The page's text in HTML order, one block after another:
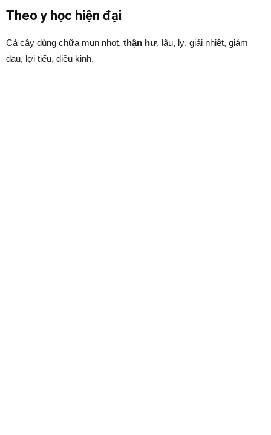
Theo y học hiện đại
Cả cây dùng chữa mụn nhọt, thận hư, lậu, lỵ, giải nhiệt, giảm
đau, lợi tiểu, điều kinh.